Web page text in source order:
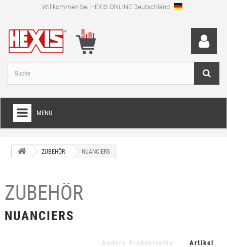
Willkommen bei HEXIS ONLINE Deutschland
MENU
FOLIEN FÜR VOLLVERKLEBUNGEN
SPEZIALFOLIEN
LAMINIERFOLIEN
+
ZUBEHÖR NUANCIERS
ZUBEHÖR
NUANCIERS
Artikel
Andere Produktreihe